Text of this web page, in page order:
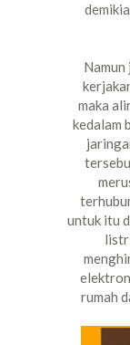
maka
kedalam
untuk itu
rumah